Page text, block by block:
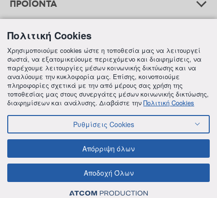
ΠΡΟΪΟΝΤΑ
ΒΟΗΘΕΙΑ
ΠΛΗΡΟΦΟΡΙΕΣ
© 2018 FREZYDERM A.B.Ε.E. ALL RIGHTS RESERVED
ΟΡΟΙ ΚΑΙ ΠΡΟΫΠΟΘΕΣΕΙΣ
ΠΟΛΙΤΙΚΗ ΓΙΑ ΤΟΝ ΑΝΤΑΓΩΝΙΣΜΟ
ΠΟΛΙΤΙΚΗ ΕΣΩΤΕΡΙΚΩΝ ΑΝΑΦΟΡΩΝ & ΚΑΤΑΓΓΕΛΙΩΝ (Ν. 4990/22)
ΠΟΛΙΤΙΚΗ ΑΠΟΡΡΗΤΟΥ ΤΗΣ FREZYDERM
Πολιτική Cookies
Χρησιμοποιούμε cookies ώστε η τοποθεσία μας να λειτουργεί
σωστά, να εξατομικεύουμε περιεχόμενο και διαφημίσεις, να
παρέχουμε λειτουργίες μέσων κοινωνικής δικτύωσης και να
αναλύουμε την κυκλοφορία μας. Επίσης, κοινοποιούμε
πληροφορίες σχετικά με την από μέρους σας χρήση της
τοποθεσίας μας στους συνεργάτες μέσων κοινωνικής δικτύωσης,
διαφημίσεων και ανάλυσης. Διαβάστε την Πολιτική Cookies
Ρυθμίσεις Cookies
Απόρριψη όλων
Αποδοχή Όλων